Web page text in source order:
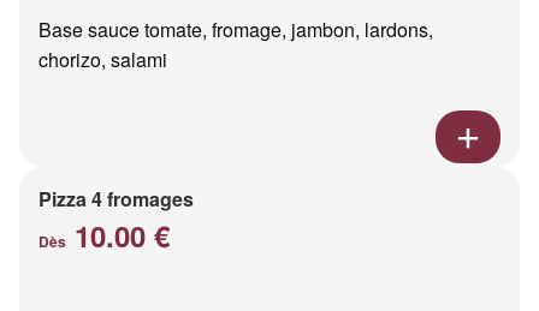
Base sauce tomate, fromage, jambon, lardons,
chorizo, salami
Pizza 4 fromages
Dès 10.00 €